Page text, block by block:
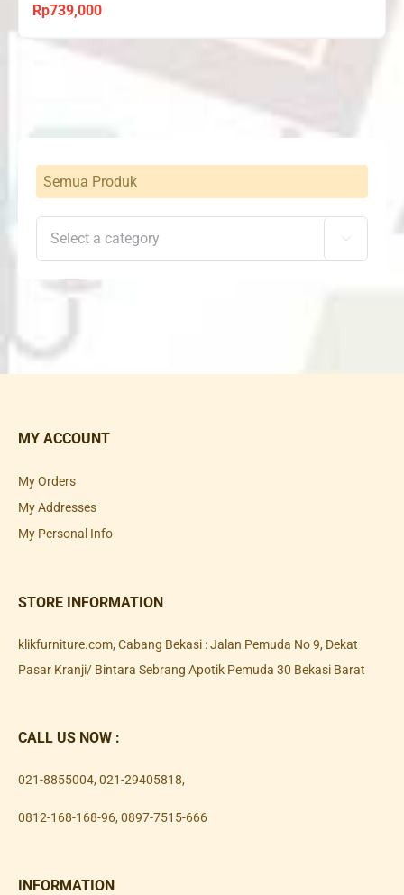
Rp739,000
Semua Produk

MY ACCOUNT
My Orders
My Addresses
My Personal Info
STORE INFORMATION
klikfurniture.com, Cabang Bekasi : Jalan Pemuda No 9, Dekat
Pasar Kranji/ Bintara Sebrang Apotik Pemuda 30 Bekasi Barat
CALL US NOW :
021-8855004, 021-29405818,
0812-168-168-96, 0897-7515-666
INFORMATION